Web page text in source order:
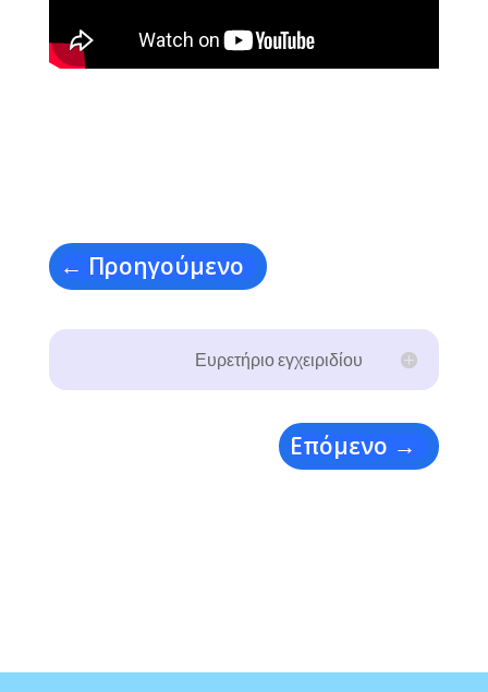
← Προηγούμενο
Ευρετήριο εγχειριδίου
Επόμενο →